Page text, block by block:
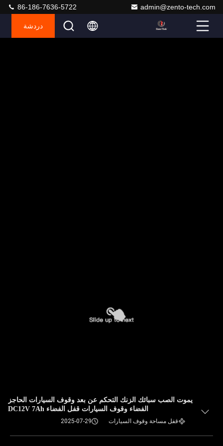
admin@zento-tech.com
86-186-7636-5722
دردشة
يموت الصب سبائك الزنك التحكم عن بعد وقوف السيارات الحاجز
الفضاء وقوف السيارات قفل الفضاء DC12V 7Ah
قفل مساحة وقوف السيارات 2025-07-29